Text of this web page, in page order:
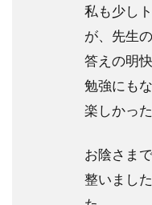
私も少し
が、先生
答えの明
勉強にも
楽しかった
お陰さま
整いまし